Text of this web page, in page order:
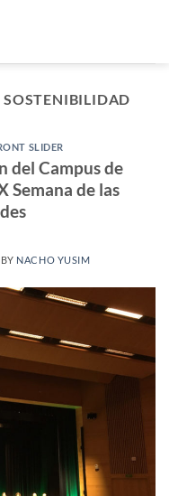
SOSTENIBILIDAD
SLIDER
del Campus de
Semana de las
BY NACHO YUSIM